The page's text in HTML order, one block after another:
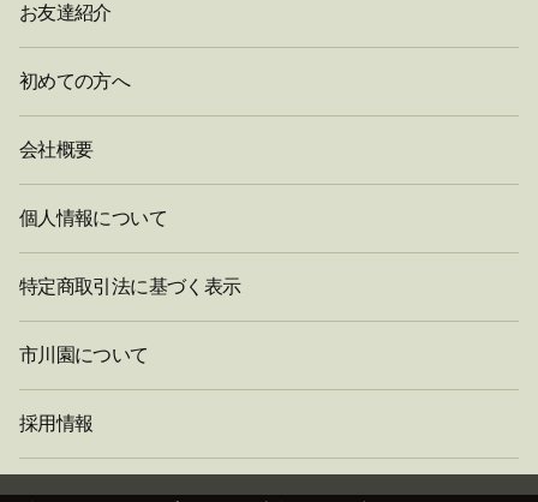
お友達紹介
初めての方へ
会社概要
個人情報について
特定商取引法に基づく表示
市川園について
採用情報
閉